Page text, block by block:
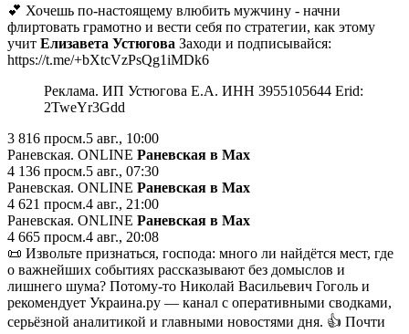
💕 Хочешь по-настоящему влюбить мужчину - начни
флиртовать грамотно и вести себя по стратегии, как этому
учит Елизавета Устюгова Заходи и подписывайся:
https://t.me/+bXtcVzPsQg1iMDk6
Реклама. ИП Устюгова Е.А. ИНН 3955105644 Erid:
2TweYr3Gdd
3 816 просм.5 авг., 10:00
Раневская. ONLINE Раневская в Мах
4 136 просм.5 авг., 07:30
Раневская. ONLINE Раневская в Мах
4 621 просм.4 авг., 21:00
Раневская. ONLINE Раневская в Мах
4 665 просм.4 авг., 20:08
📜 Извольте признаться, господа: много ли найдётся мест, где
о важнейших событиях рассказывают без домыслов и
лишнего шума? Потому-то Николай Васильевич Гоголь и
рекомендует Украина.ру — канал с оперативными сводками,
серьёзной аналитикой и главными новостями дня. 👍 Почти